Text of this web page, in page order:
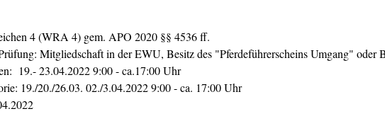
4 (WRA 4) gem. APO 2020 §§ 4536 ff.
Mitgliedschaft in der EWU, Besitz des "Pferdeführerscheins Umgang" oder
19.- 23.04.2022 9:00 - ca.17:00 Uhr
19./20./26.03. 02./3.04.2022 9:00 - ca. 17:00 Uhr